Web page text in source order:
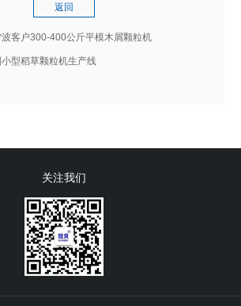
返回
客户300-400公斤平模木屑颗粒机
型稻草颗粒机生产线
关注我们